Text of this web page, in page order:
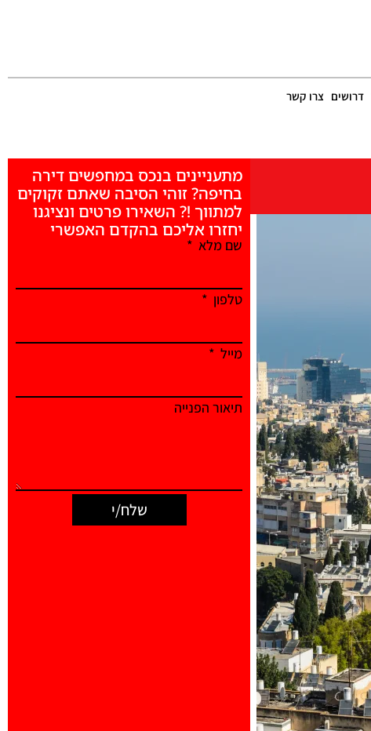
דרושים צרו קשר
מתעניינים בנכס במחפשים דירה
בחיפה? זוהי הסיבה שאתם זקוקים
למתווך !? השאירו פרטים ונציגנו
יחזרו אליכם בהקדם האפשרי
שם מלא
טלפון
מייל
תיאור הפנייה
שלח/י